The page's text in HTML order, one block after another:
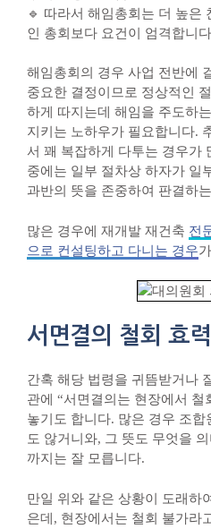
🔹 따라서 해임총회는 더 높은
인 총회보다 요건이 엄격합니
해임총회의 경우 사업 전반에
중요한 결정이므로 정상적인
하게 따지는데 해임을 주도하
지키는 노하우가 필요합니다.
서 꽤 복잡하게 다투는 경우가
중에는 일부 절차상 하자가 일
과반의 뜻을 존중하여 판결하
많은 경우에 재개발 재건축 전
으로 컨설팅하고 다니는 경우
서면결의 철회 효
간혹 해당 법령을 귀뜸받거나
관에 “서면결의는 현장에서 철
놓기도 합니다. 많은 경우 조합
도 않거니와, 그 뜻도 무엇을
까지는 잘 모릅니다.
만일 위와 같은 상황이 도래하
은데, 현장에서는 철회 불가라